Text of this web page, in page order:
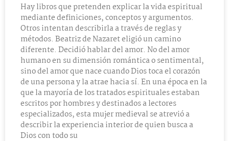
Hay libros que pretenden explicar la vida espiritual
mediante definiciones, conceptos y argumentos.
Otros intentan describirla a través de reglas y
métodos. Beatriz de Nazaret eligió un camino
diferente. Decidió hablar del amor. No del amor
humano en su dimensión romántica o sentimental,
sino del amor que nace cuando Dios toca el corazón
de una persona y la atrae hacia sí. En una época en la
que la mayoría de los tratados espirituales estaban
escritos por hombres y destinados a lectores
especializados, esta mujer medieval se atrevió a
describir la experiencia interior de quien busca a
Dios con todo su